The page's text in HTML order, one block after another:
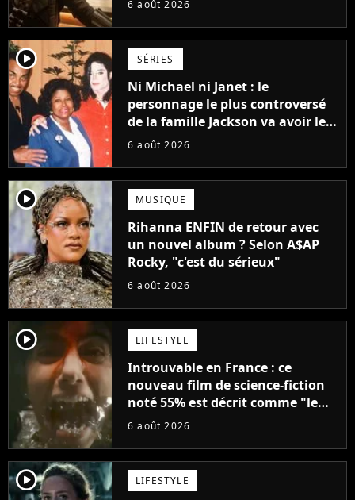
6 août 2026
player2 SÉRIES
Ni Michael ni Janet : le
personnage le plus controversé
de la famille Jackson va avoir le
droit à sa propre série
6 août 2026
player2 MUSIQUE
Rihanna ENFIN de retour avec
un nouvel album ? Selon A$AP
Rocky, "c'est du sérieux"
6 août 2026
player2 LIFESTYLE
Introuvable en France : ce
nouveau film de science-fiction
noté 55% est décrit comme "le
plus stupide de l'année"
6 août 2026
player2 LIFESTYLE